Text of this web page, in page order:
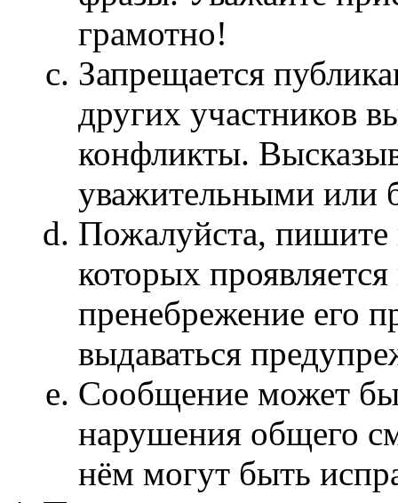
грамотно!
Запрещается
других участников
конфликты.
уважительными или
Пожалуйста, пишите
которых
пренебрежение его
выдаваться
Сообщение может
нарушения общего
нём могут быть